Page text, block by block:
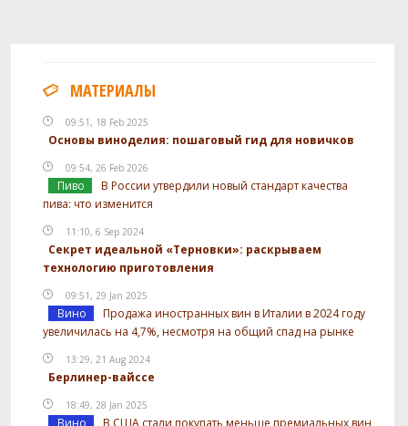
МАТЕРИАЛЫ
09:51, 18 Feb 2025
Основы виноделия: пошаговый гид для новичков
09:54, 26 Feb 2026
Пиво
В России утвердили новый стандарт качества
пива: что изменится
11:10, 6 Sep 2024
Секрет идеальной «Терновки»: раскрываем
технологию приготовления
09:51, 29 Jan 2025
Вино
Продажа иностранных вин в Италии в 2024 году
увеличилась на 4,7%, несмотря на общий спад на рынке
13:29, 21 Aug 2024
Берлинер-вайссе
18:49, 28 Jan 2025
Вино В США стали покупать меньше премиальных вин